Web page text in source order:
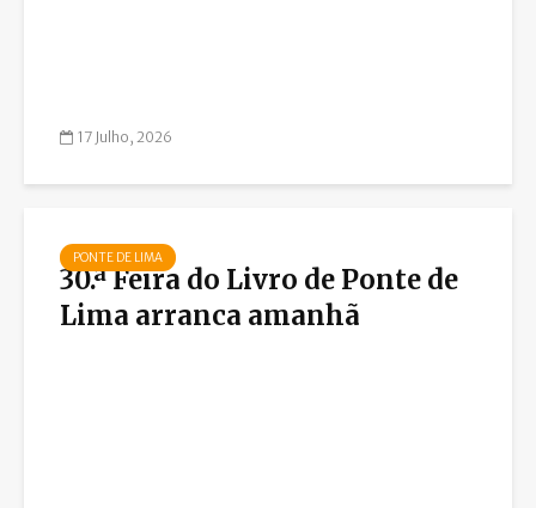
17 Julho, 2026
PONTE DE LIMA
30.ª Feira do Livro de Ponte de
Lima arranca amanhã